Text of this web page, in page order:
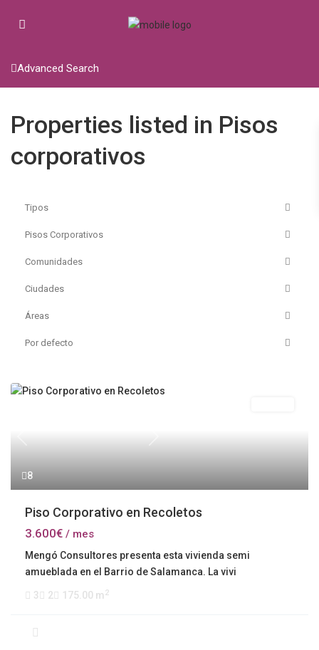
Advanced Search
Properties listed in Pisos
corporativos
Tipos
Pisos Corporativos
Comunidades
Ciudades
Áreas
Por defecto
8
Previous Next
Piso Corporativo en Recoletos
3.600€ / mes
Mengó Consultores presenta esta vivienda semi
amueblada en el Barrio de Salamanca. La vivi
3 2 175.00 m 2